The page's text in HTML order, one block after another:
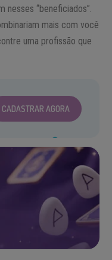
nesses “beneficiados”.
mais com você
uma profissão que
CADASTRAR AGORA